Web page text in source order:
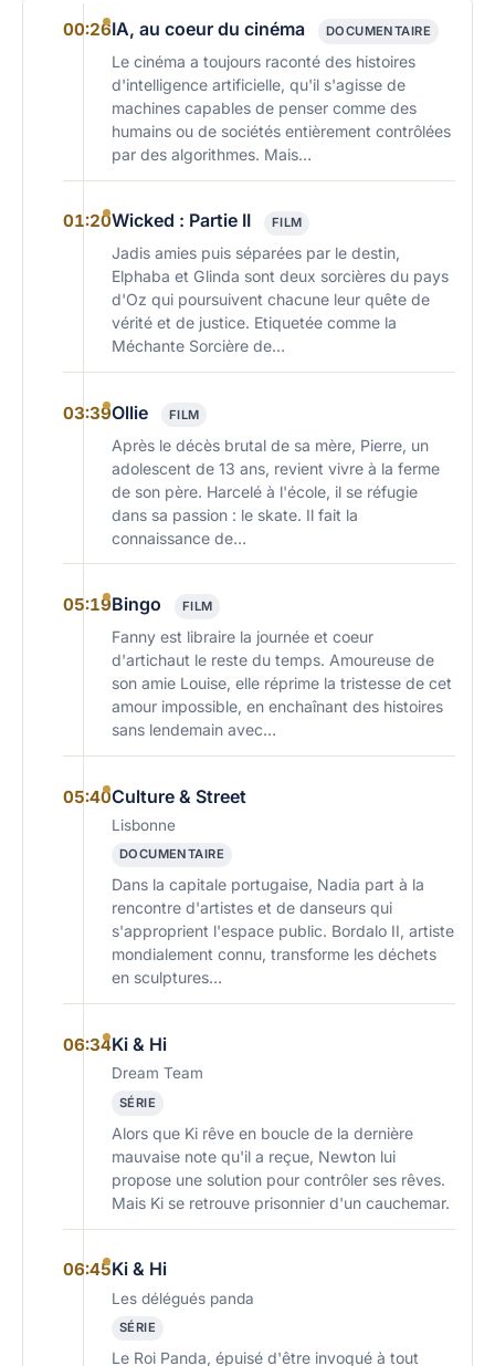
00:26IA, au coeur du cinéma DOCUMENTAIRE
Le cinéma a toujours raconté des histoires
d'intelligence artificielle, qu'il s'agisse de
machines capables de penser comme des
humains ou de sociétés entièrement contrôlées
par des algorithmes. Mais…
01:20Wicked : Partie II FILM
Jadis amies puis séparées par le destin,
Elphaba et Glinda sont deux sorcières du pays
d'Oz qui poursuivent chacune leur quête de
vérité et de justice. Etiquetée comme la
Méchante Sorcière de…
03:39Ollie FILM
Après le décès brutal de sa mère, Pierre, un
adolescent de 13 ans, revient vivre à la ferme
de son père. Harcelé à l'école, il se réfugie
dans sa passion : le skate. Il fait la
connaissance de…
05:19Bingo FILM
Fanny est libraire la journée et coeur
d'artichaut le reste du temps. Amoureuse de
son amie Louise, elle réprime la tristesse de cet
amour impossible, en enchaînant des histoires
sans lendemain avec…
05:40Culture & Street
Lisbonne
DOCUMENTAIRE
Dans la capitale portugaise, Nadia part à la
rencontre d'artistes et de danseurs qui
s'approprient l'espace public. Bordalo II, artiste
mondialement connu, transforme les déchets
en sculptures…
06:34Ki & Hi
Dream Team
SÉRIE
Alors que Ki rêve en boucle de la dernière
mauvaise note qu'il a reçue, Newton lui
propose une solution pour contrôler ses rêves.
Mais Ki se retrouve prisonnier d'un cauchemar.
06:45Ki & Hi
Les délégués panda
SÉRIE
Le Roi Panda, épuisé d'être invoqué à tout